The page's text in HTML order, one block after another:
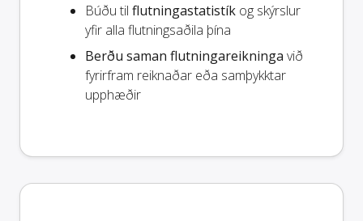
Búðu til flutningastatistík og skýrslur
yfir alla flutningsaðila þína
Berðu saman flutningareikninga við
fyrirfram reiknaðar eða samþykktar
upphæðir